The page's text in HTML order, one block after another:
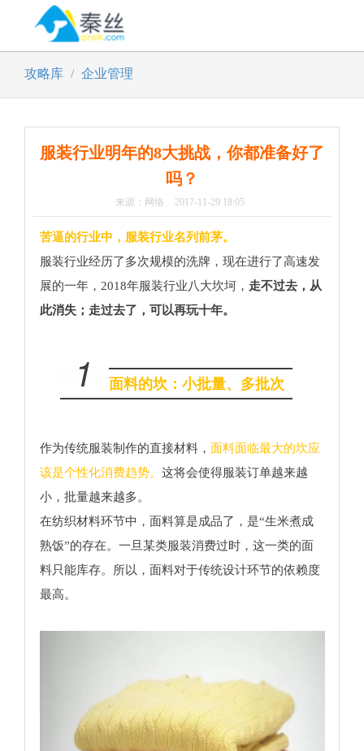
攻略库 企业管理
服装行业明年的8大挑战，你都准备好了
吗？
来源：网络 2017-11-29 18:05
苦逼的行业中，服装行业名列前茅。
服装行业经历了多次规模的洗牌，现在进行了高速发
展的一年，2018年服装行业八大坎坷， 走不过去，从
此消失；走过去了，可以再玩十年。
1 面料的坎：小批量、多批次
作为传统服装制作的直接材料， 面料面临最大的坎应
该是个性化消费趋势。 这将会使得服装订单越来越
小，批量越来越多。
在纺织材料环节中，面料算是成品了，是“生米煮成
熟饭”的存在。一旦某类服装消费过时，这一类的面
料只能库存。所以，面料对于传统设计环节的依赖度
最高。